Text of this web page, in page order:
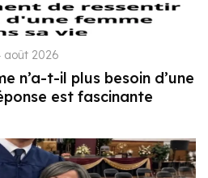
août 2026
n’a-t-il plus besoin d’une
est fascinante